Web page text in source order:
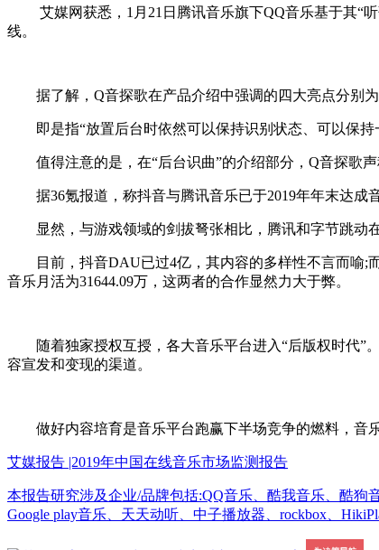
艾媒网获悉，1月21日腾讯音乐旗下QQ音乐基于其“听
线。
据了解，Q音探歌在产品介绍中强调的四大亮点分别为
即是指“放置后台时依然可以保持识别状态、可以保持
值得注意的是，在“后台识曲”的介绍部分，Q音探歌声
据36氪报道，称抖音与腾讯音乐已于2019年年末达成
显然，与游戏领域的剑拔弩张相比，腾讯和字节跳动在
目前，抖音DAU已过4亿，其内容的多样性不言而喻;而
音乐月活为31644.09万，这两者的合作显然力大于弊。
随着独家授权互授，各大音乐平台进入“后版权时代”
容宣发和变现的渠道。
做好内容培育是音乐平台跑赢下半场竞争的燃料，音乐
艾媒报告 |2019年中国在线音乐市场监测报告
本报告研究涉及企业/品牌包括:QQ音乐、酷我音乐、酷狗
Google play音乐、天天动听、中子播放器、rockbox、